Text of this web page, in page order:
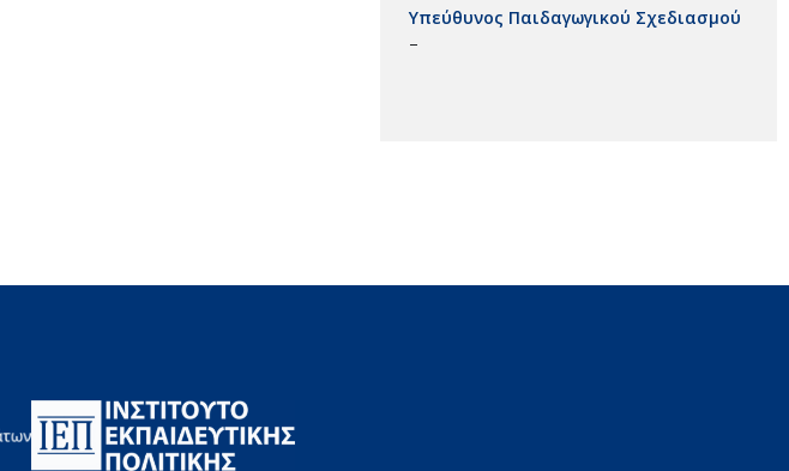
Υπεύθυνος Παιδαγωγικού Σχεδιασμού
–